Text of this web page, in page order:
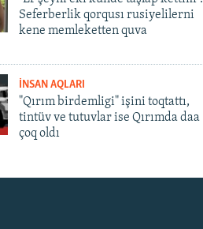
Seferberlik qorqusı rusiyelilerni
kene memleketten quva
İNSAN AQLARI
"Qırım birdemligi" işini toqtattı,
tintüv ve tutuvlar ise Qırımda daa
çoq oldı